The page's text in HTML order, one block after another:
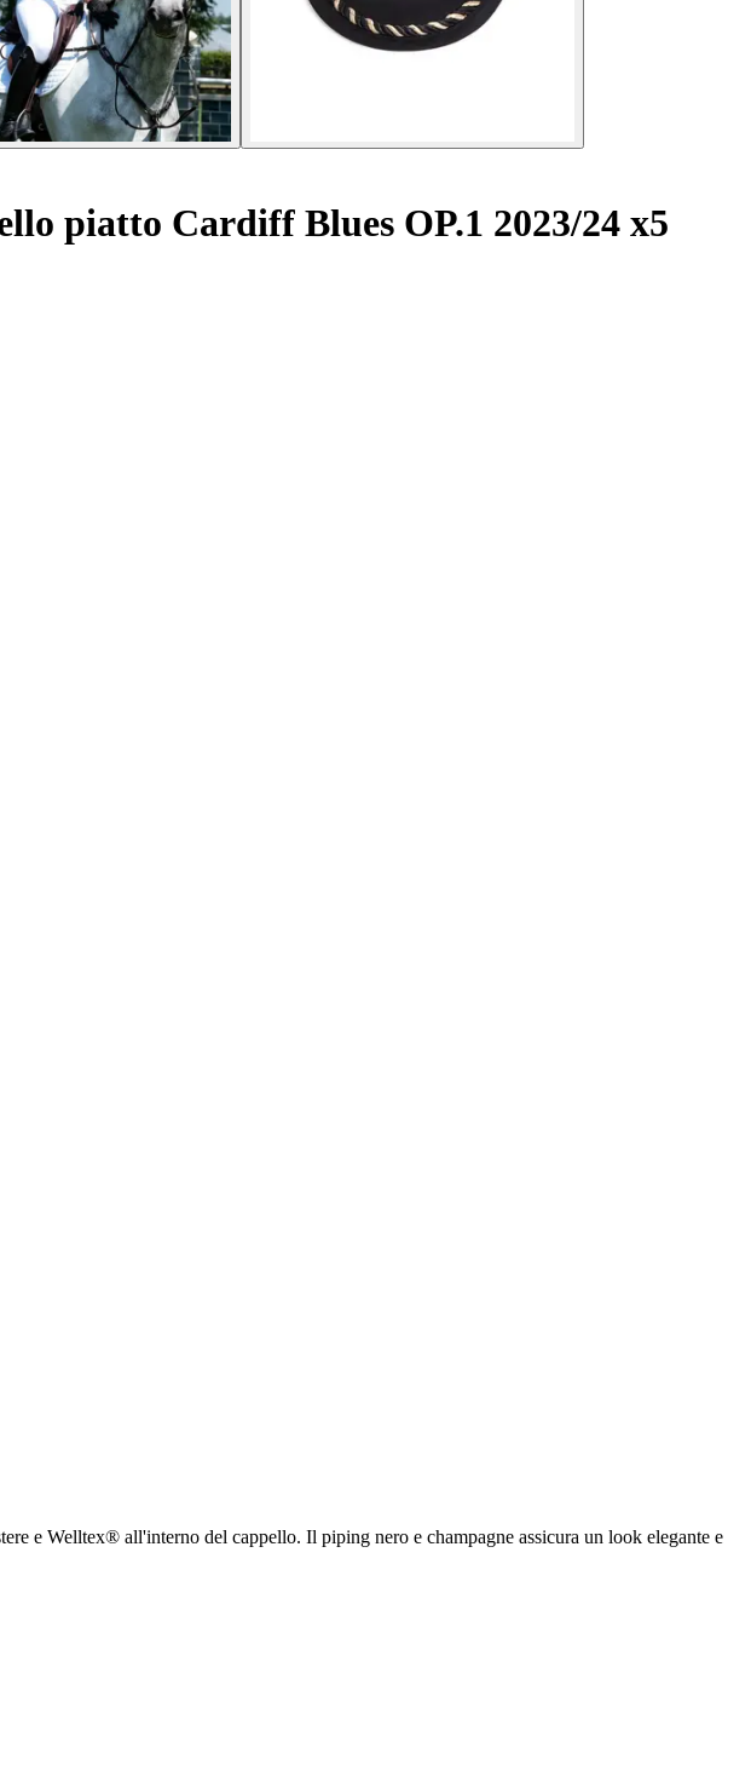
piatto Cardiff Blues OP.1 2023/24 x5
e Welltex® all'interno del cappello. Il piping nero e champagne assicura un look elegante e